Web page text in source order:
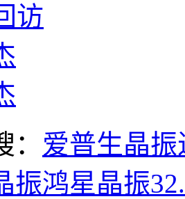
访
爱普生晶振
振鸿星晶振